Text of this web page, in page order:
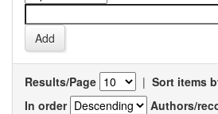
Results/Page | Sort items
In order
Authors/